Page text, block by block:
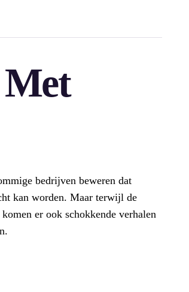
bedrijven beweren dat
kan worden. Maar terwijl de
er ook schokkende verhalen